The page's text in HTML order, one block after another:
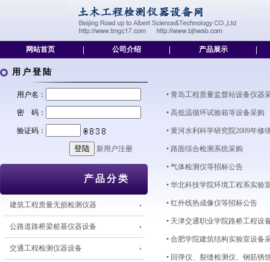
网站首页 公司介绍 产品展示
用户登陆
用户名：
密 码：
验证码：
新用户注册
产品分类
建筑工程质量无损检测仪器
公路道路桥梁桩基仪器设备
交通工程检测仪器设备
• 青岛工程质量监督站设备仪器
• 高低温循环试验箱等设备采购
• 黄河水利科学研究院2009年修
• 路面综合检测系统采购
• 气体检测仪等招标公告
• 华北科技学院环境工程系实验
• 红外线热成像仪等招标公告
• 天津交通职业学院路桥工程设
• 合肥学院建筑结构实验室设备
• 回弹仪、裂缝检测仪、钢筋锈